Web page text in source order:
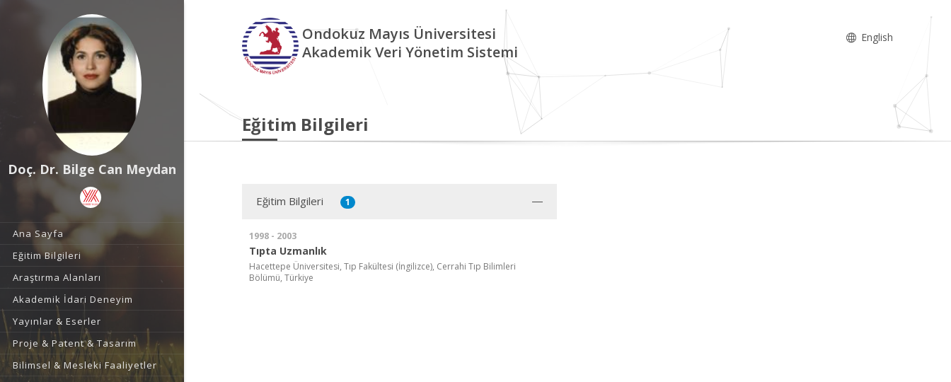
Doç. Dr. Bilge Can Meydan
Ana Sayfa
Eğitim Bilgileri
Araştırma Alanları
Akademik İdari Deneyim
Yayınlar & Eserler
Proje & Patent & Tasarım
Bilimsel & Mesleki Faaliyetler
Ondokuz Mayıs Üniversitesi
Akademik Veri Yönetim Sistemi
English
Eğitim Bilgileri
Eğitim Bilgileri 1
1998 - 2003
Tıpta Uzmanlık
Hacettepe Üniversitesi, Tıp Fakültesi (İngilizce), Cerrahi Tıp Bilimleri
Bölümü, Türkiye